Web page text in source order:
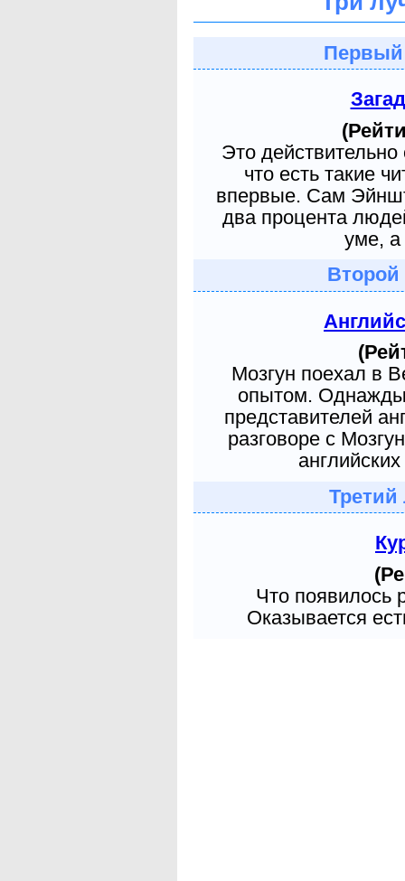
Это
что есть такие
впервые. Сам
два процента
уме, а
Мозгун поехал в
опытом. Однажды
представителей
разговоре с
Что появилось
Оказывается